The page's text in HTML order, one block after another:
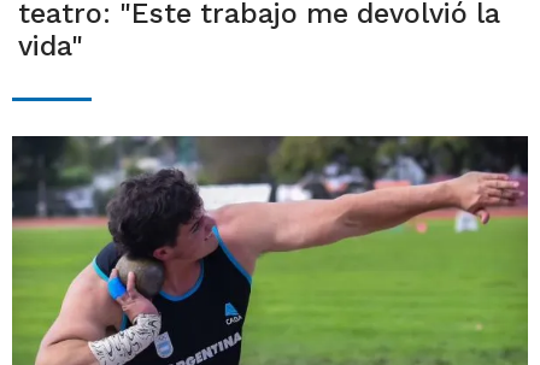
teatro: "Este trabajo me devolvió la
vida"